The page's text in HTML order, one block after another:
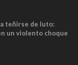
teñirse de luto:
un violento choque